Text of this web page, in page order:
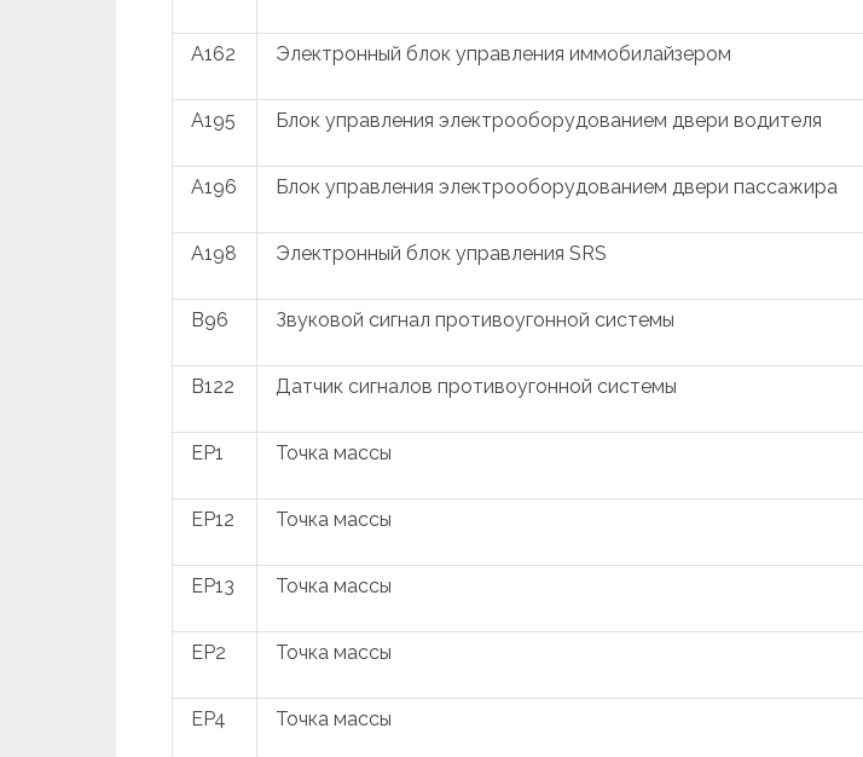
A162 Электронный блок управления иммобилайзером
A195 Блок управления электрооборудованием двери водителя
A196 Блок управления электрооборудованием двери пассажира
A198 Электронный блок управления SRS
B96 Звуковой сигнал противоугонной системы
B122 Датчик сигналов противоугонной системы
EP1 Точка массы
EP12 Точка массы
EP13 Точка массы
EP2 Точка массы
EP4 Точка массы